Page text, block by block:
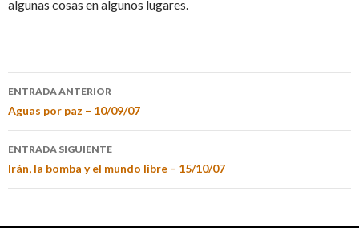
algunas cosas en algunos lugares.
ENTRADA ANTERIOR
Aguas por paz – 10/09/07
ENTRADA SIGUIENTE
Irán, la bomba y el mundo libre – 15/10/07